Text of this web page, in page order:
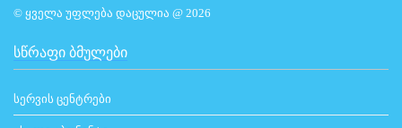
© ყველა უფლება დაცულია @ 2026
ᲡᲬᲠᲐᲤᲘ ᲑᲛᲣᲚᲔᲑᲘ
სერვის ცენტრები